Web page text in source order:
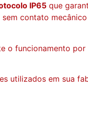
IP65 que
contato
o funcionamento por
utilizados em sua